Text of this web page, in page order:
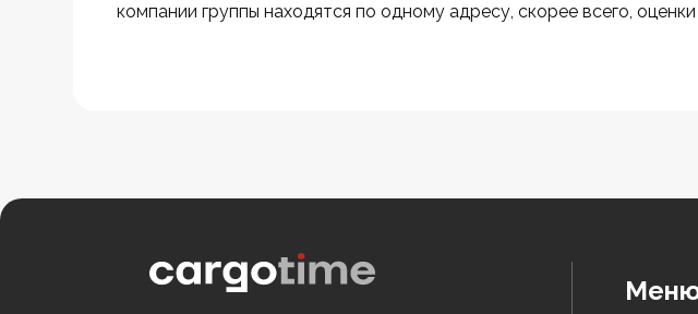
компании группы находятся по одному адресу, скорее всего,